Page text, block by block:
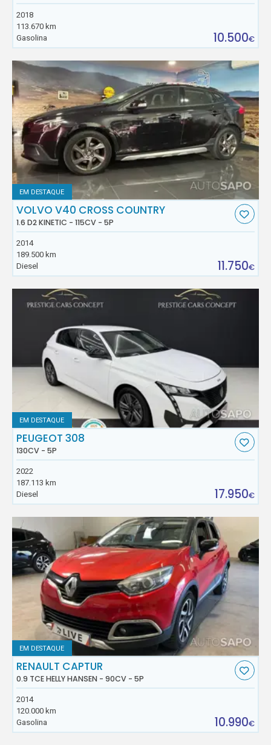
2018
113.670 km
Gasolina
10.500€
EM DESTAQUE
VOLVO V40 CROSS COUNTRY
1.6 D2 KINETIC - 115CV - 5P
2014
189.500 km
Diesel
11.750€
EM DESTAQUE
PEUGEOT 308
130CV - 5P
2022
187.113 km
Diesel
17.950€
EM DESTAQUE
RENAULT CAPTUR
0.9 TCE HELLY HANSEN - 90CV - 5P
2014
120.000 km
Gasolina
10.990€